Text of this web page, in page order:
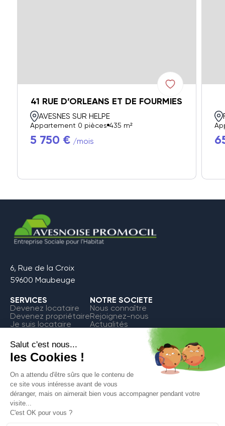
41 RUE D’ORLEANS ET DE FOURMIES
AVESNES SUR HELPE
Appartement 0 pièces 435 m²
5 750 € /mois
6, Rue de la Croix
59600 Maubeuge
SERVICES
Devenez locataire
Devenez propriétaire
Je suis locataire
NOTRE SOCIETE
Nous connaître
Rejoignez-nous
Actualités
Espace Locataire